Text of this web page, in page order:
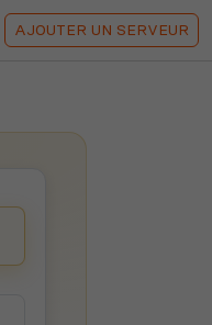
AJOUTER UN SERVEUR